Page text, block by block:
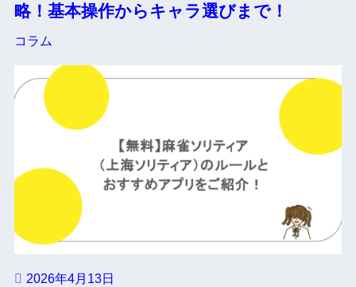
略！基本操作からキャラ選びまで！
コラム
2026年4月13日